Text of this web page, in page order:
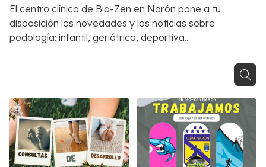
El centro clínico de Bio-Zen en Narón pone a tu
disposición las novedades y las noticias sobre
podología: infantil, geriátrica, deportiva...